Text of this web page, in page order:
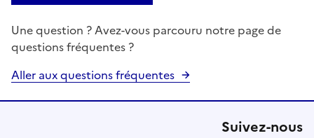
Une question ? Avez-vous parcouru notre page de
questions fréquentes ?
Aller aux questions fréquentes
Suivez-nous